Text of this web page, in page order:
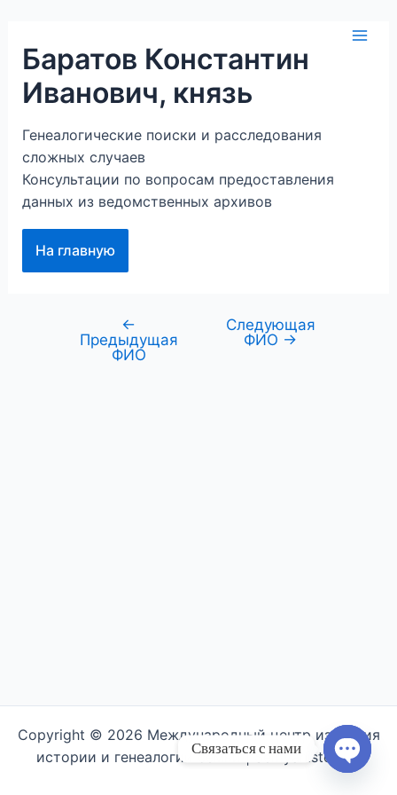
содержимому
Баратов Константин
Иванович, князь
Генеалогические поиски и расследования
сложных случаев
Консультации по вопросам предоставления
данных из ведомственных архивов
На главную
Навигация←
Предыдущая
ФИО
Следующая
ФИО →
Copyright © 2026 Международный центр изучения
истории и генеалогии семьи | Semyahistory.ru
Связаться с нами